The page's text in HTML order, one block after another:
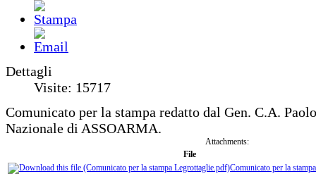
Dettagli
Visite: 15717
Comunicato per la stampa redatto dal Gen. C.A.
Nazionale di ASSOARMA.
Attachments:
File
Comunicato per la